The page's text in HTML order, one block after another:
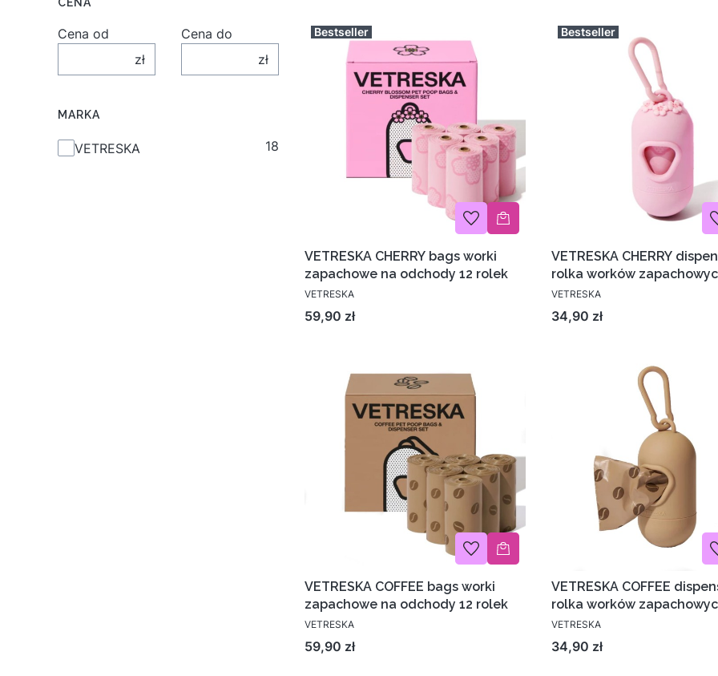
Cena od
zł
Cena do
zł
MARKA
Marka
VETRESKA 18
Bestseller
VETRESKA CHERRY bags worki
zapachowe na odchody 12 rolek
VETRESKA
Cena
59,90 zł
Bestseller
VETRESKA CHERRY
rolka worków
VETRESKA
Cena
34,90 zł
VETRESKA COFFEE bags worki
zapachowe na odchody 12 rolek
VETRESKA
Cena
59,90 zł
VETRESKA COFFEE
rolka worków
VETRESKA
Cena
34,90 zł